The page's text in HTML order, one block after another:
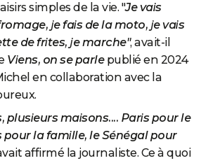
simples de la vie. "Je vais
je fais de la moto, je vais
de frites, je marche", avait-il
Viens, on se parle publié en 2024
en collaboration avec la
plusieurs maisons.... Paris pour le
pour la famille, le Sénégal pour
avait affirmé la journaliste. Ce à quoi